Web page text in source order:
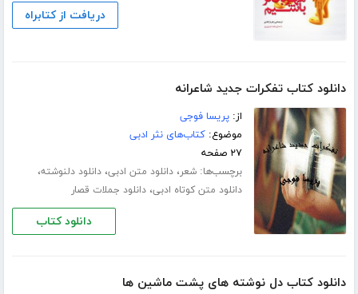
دریافت از کتابراه
دانلود کتاب تفکرات جدید شاعرانه
از:پریسا فوجی
موضوع:کتاب‌های نثر ادبی
۲۷ صفحه
برچسب‌ها:شعر،دانلود متن ادبی،دانلود دلنوشته،
دانلود متن کوتاه ادبی،دانلود جملات قصار
دانلود کتاب
دانلود کتاب دل نوشته های پشت ماشین ها